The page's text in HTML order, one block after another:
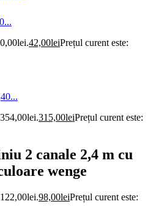
42,00leiPrețul curent este:
315,00leiPrețul curent este:
2 canale 2,4 m cu
wenge
98,00leiPrețul curent este: